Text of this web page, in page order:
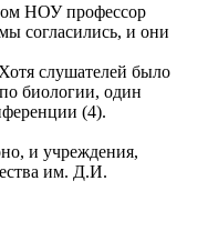
НОУ профессор
согласились, и они
слушателей было
биологии, один
(4).
и учреждения,
им. Д.И.